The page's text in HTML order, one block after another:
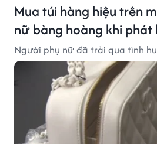
Mua túi hàng hiệu trên
nữ bàng hoàng khi
Người phụ nữ đã trải qua tình